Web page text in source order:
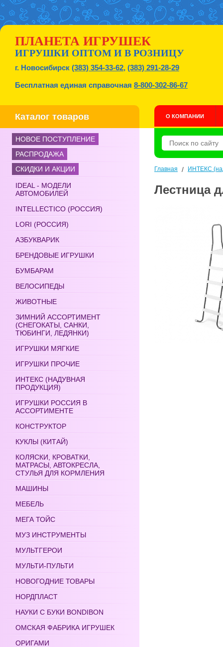
ПЛАНЕТА ИГРУШЕК
ИГРУШКИ ОПТОМ И В РОЗНИЦУ
г. Новосибирск (383) 354-33-62, (383) 291-28-29
Бесплатная единая справочная 8-800-302-86-67
Каталог товаров О КОМПАНИИ
НОВОЕ ПОСТУПЛЕНИЕ
РАСПРОДАЖА
СКИДКИ И АКЦИИ
IDEAL - МОДЕЛИ
АВТОМОБИЛЕЙ
INTELLECTICO (РОССИЯ)
LORI (РОССИЯ)
АЗБУКВАРИК
БРЕНДОВЫЕ ИГРУШКИ
БУМБАРАМ
ВЕЛОСИПЕДЫ
ЖИВОТНЫЕ
ЗИМНИЙ АССОРТИМЕНТ
(СНЕГОКАТЫ, САНКИ,
ТЮБИНГИ, ЛЕДЯНКИ)
ИГРУШКИ МЯГКИЕ
ИГРУШКИ ПРОЧИЕ
ИНТЕКС (НАДУВНАЯ
ПРОДУКЦИЯ)
ИГРУШКИ РОССИЯ В
АССОРТИМЕНТЕ
КОНСТРУКТОР
КУКЛЫ (КИТАЙ)
КОЛЯСКИ, КРОВАТКИ,
МАТРАСЫ, АВТОКРЕСЛА,
СТУЛЬЯ ДЛЯ КОРМЛЕНИЯ
МАШИНЫ
МЕБЕЛЬ
МЕГА ТОЙС
МУЗ ИНСТРУМЕНТЫ
МУЛЬТГЕРОИ
МУЛЬТИ-ПУЛЬТИ
НОВОГОДНИЕ ТОВАРЫ
НОРДПЛАСТ
НАУКИ С БУКИ BONDIBON
ОМСКАЯ ФАБРИКА ИГРУШЕК
ОРИГАМИ
Главная / ИНТЕКС
Лестница